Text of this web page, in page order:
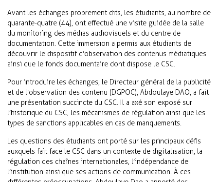
Avant les échanges proprement dits, les étudiants, au nombre de
quarante-quatre (44), ont effectué une visite guidée de la salle
du monitoring des médias audiovisuels et du centre de
documentation. Cette immersion a permis aux étudiants de
découvrir le dispositif d’observation des contenus médiatiques
ainsi que le fonds documentaire dont dispose le CSC.
Pour introduire les échanges, le Directeur général de la publicité
et de l’observation des contenu (DGPOC), Abdoulaye DAO, a fait
une présentation succincte du CSC. Il a axé son exposé sur
l’historique du CSC, les mécanismes de régulation ainsi que les
types de sanctions applicables en cas de manquements.
Les questions des étudiants ont porté sur les principaux défis
auxquels fait face le CSC dans un contexte de digitalisation, la
régulation des chaînes internationales, l’indépendance de
l’institution ainsi que ses actions de communication. À ces